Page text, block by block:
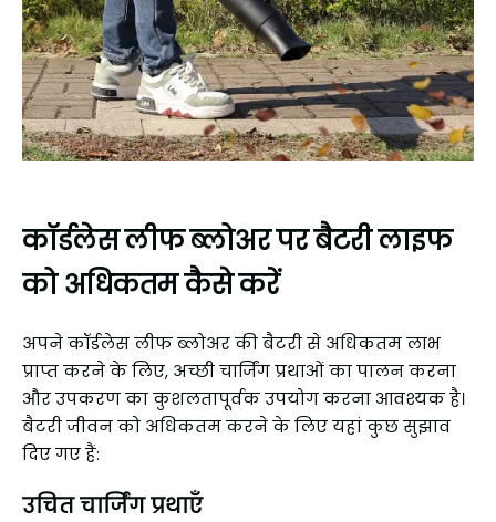
कॉर्डलेस लीफ ब्लोअर पर बैटरी लाइफ
को अधिकतम कैसे करें
अपने कॉर्डलेस लीफ ब्लोअर की बैटरी से अधिकतम लाभ
प्राप्त करने के लिए, अच्छी चार्जिंग प्रथाओं का पालन करना
और उपकरण का कुशलतापूर्वक उपयोग करना आवश्यक है।
बैटरी जीवन को अधिकतम करने के लिए यहां कुछ सुझाव
दिए गए हैं:
उचित चार्जिंग प्रथाएँ